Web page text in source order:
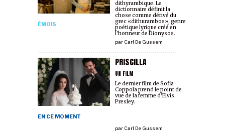
ÉMOIS
par Carl De Gussem
dithyrambique. Le
dictionnaire définit la
chose comme dérivé du
grec «dithurambos», genre
poétique lyrique créé en
l'honneur de Dionysos.
PRISCILLA
UN FILM
EN CE MOMENT
par Carl De Gussem
Le dernier film de Sofia
Coppola prend le point de
vue de la femme d'Elvis
Presley.